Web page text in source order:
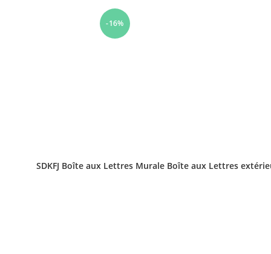
-16%
SDKFJ Boîte aux Lettres Murale Boîte aux Lettres